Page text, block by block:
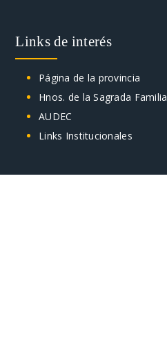
Links de interés
Página de la provincia
Hnos. de la Sagrada Familia
AUDEC
Links Institucionales